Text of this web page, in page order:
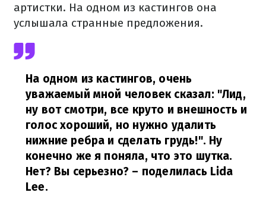
артистки. На одном из кастингов она
услышала странные предложения.
На одном из кастингов, очень
уважаемый мной человек сказал: "Лид,
ну вот смотри, все круто и внешность и
голос хороший, но нужно удалить
нижние ребра и сделать грудь!". Ну
конечно же я поняла, что это шутка.
Нет? Вы серьезно? – поделилась Lida
Lee.